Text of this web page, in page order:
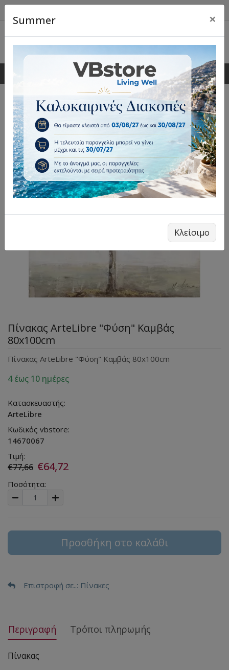
0 0
Πίνακας ArteLibre "Φύση" Καμβάς
80x100cm
Πίνακας ArteLibre "Φύση" Καμβάς 80x100cm
4 έως 10 ημέρες
Κατασκευαστής:
ArteLibre
Κωδικός vbstore:
14670067
Τιμή:
€77,66 €64,72
Ποσότητα:
Προσθήκη στο καλάθι
Επιστροφή σε..: Πίνακες
Περιγραφή Τρόποι πληρωμής
Πίνακας
Summer ×
Κλείσιμο